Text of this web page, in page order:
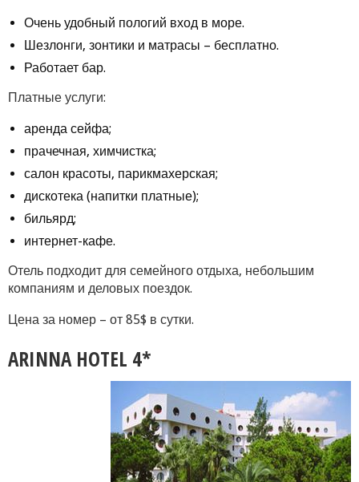
Очень удобный пологий вход в море.
Шезлонги, зонтики и матрасы – бесплатно.
Работает бар.
Платные услуги:
аренда сейфа;
прачечная, химчистка;
салон красоты, парикмахерская;
дискотека (напитки платные);
бильярд;
интернет-кафе.
Отель подходит для семейного отдыха, небольшим
компаниям и деловых поездок.
Цена за номер – от 85$ в сутки.
ARINNA HOTEL 4*